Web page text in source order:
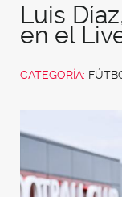
Luis
en el
CATEGORÍA: